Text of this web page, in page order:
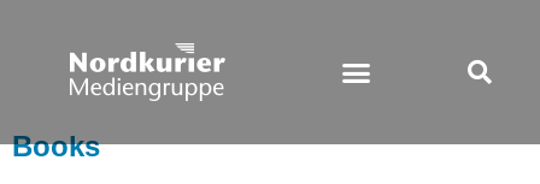
Books